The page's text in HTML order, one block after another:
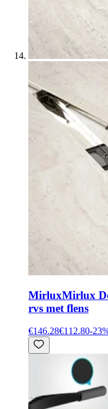
MirluxMirlux
rvs met flens
€146.28€112.80-23